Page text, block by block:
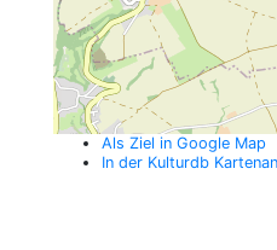
Als Ziel in Google Map
In der Kulturdb